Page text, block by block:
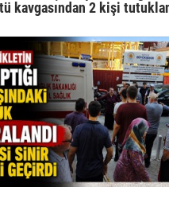
kavgasından 2 kişi